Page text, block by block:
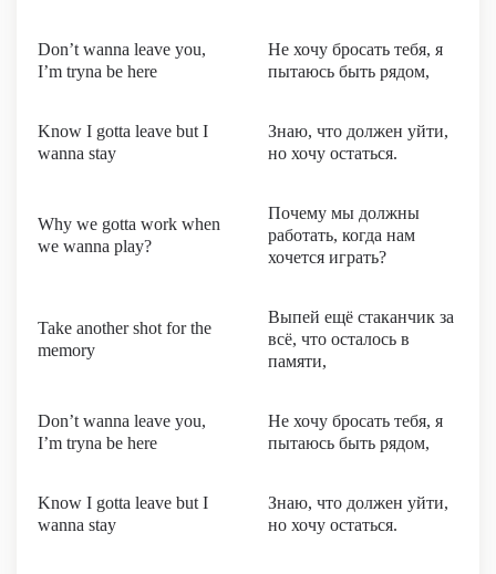
Don’t wanna leave you,
I’m tryna be here
Не хочу бросать тебя, я
пытаюсь быть рядом,
Know I gotta leave but I
wanna stay
Знаю, что должен уйти,
но хочу остаться.
Why we gotta work when
we wanna play?
Почему мы должны
работать, когда нам
хочется играть?
Take another shot for the
memory
Выпей ещё стаканчик за
всё, что осталось в
памяти,
Don’t wanna leave you,
I’m tryna be here
Не хочу бросать тебя, я
пытаюсь быть рядом,
Know I gotta leave but I
wanna stay
Знаю, что должен уйти,
но хочу остаться.